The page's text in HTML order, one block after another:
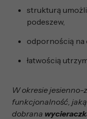
strukturą
podeszew,
odpornością na
łatwością
W okresie
funkcjonalność,
dobrana